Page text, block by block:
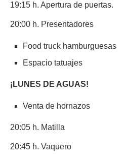
19:15 h. Apertura de puertas.
20:00 h. Presentadores
Food truck hamburguesas
Espacio tatuajes
¡LUNES DE AGUAS!
Venta de hornazos
20:05 h. Matilla
20:45 h. Vaquero